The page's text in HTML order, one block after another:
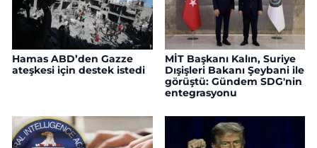
Hamas ABD’den Gazze
ateşkesi için destek istedi
MİT Başkanı Kalın, Suriye
Dışişleri Bakanı Şeybani ile
görüştü: Gündem SDG'nin
entegrasyonu